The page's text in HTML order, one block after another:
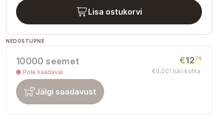
Lisa ostukorvi
NEDOSTUPNÉ
10000 seemet
Pole saadaval
€12 79
€0,001 tüki kohta
Jälgi saadavust